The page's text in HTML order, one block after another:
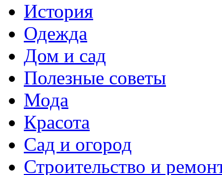
История
Одежда
Дом и сад
Полезные советы
Мода
Красота
Сад и огород
Строительство и